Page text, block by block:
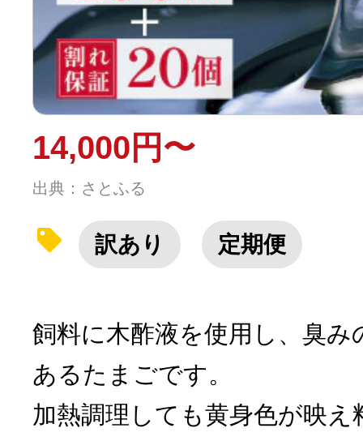
14,000円〜
出典：さとふる
訳あり 定期便
飼料に木酢液を使用し、臭み
あるたまごです。
加熱調理しても黄身色が映え